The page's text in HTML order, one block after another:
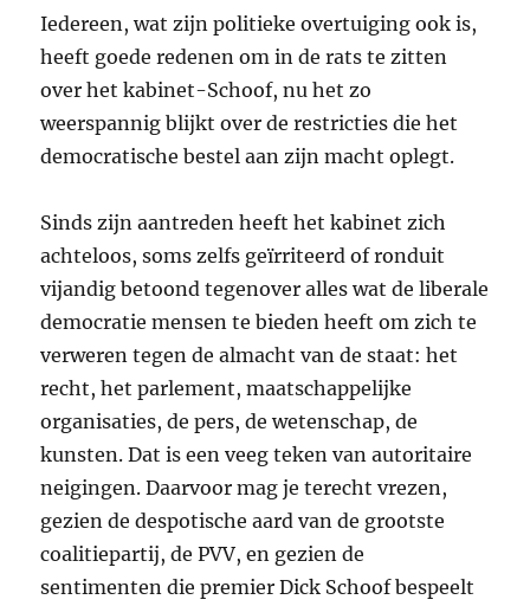
Iedereen, wat zijn politieke overtuiging ook is,
heeft goede redenen om in de rats te zitten
over het kabinet-Schoof, nu het zo
weerspannig blijkt over de restricties die het
democratische bestel aan zijn macht oplegt.
Sinds zijn aantreden heeft het kabinet zich
achteloos, soms zelfs geïrriteerd of ronduit
vijandig betoond tegenover alles wat de liberale
democratie mensen te bieden heeft om zich te
verweren tegen de almacht van de staat: het
recht, het parlement, maatschappelijke
organisaties, de pers, de wetenschap, de
kunsten. Dat is een veeg teken van autoritaire
neigingen. Daarvoor mag je terecht vrezen,
gezien de despotische aard van de grootste
coalitiepartij, dePVV, en gezien de
sentimenten die premier Dick Schoof bespeelt